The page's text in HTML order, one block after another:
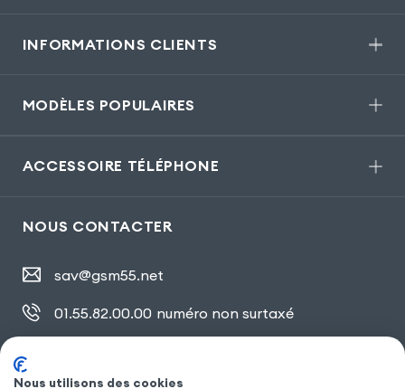
INFORMATIONS CLIENTS
MODÈLES POPULAIRES
ACCESSOIRE TÉLÉPHONE
NOUS CONTACTER
sav@gsm55.net
01.55.82.00.00 numéro non surtaxé
Nous utilisons des cookies